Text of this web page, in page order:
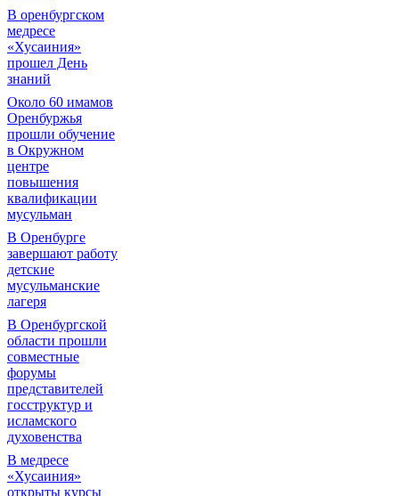
В оренбургском
медресе
«Хусаиния»
прошел День
знаний
Около 60 имамов
Оренбуржья
прошли обучение
в Окружном
центре
повышения
квалификации
мусульман
В Оренбурге
завершают работу
детские
мусульманские
лагеря
В Оренбургской
области прошли
совместные
форумы
представителей
госструктур и
исламского
духовенства
В медресе
«Хусаиния»
открыты курсы